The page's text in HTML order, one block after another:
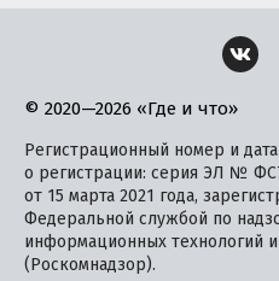
© 2020—2026 «Где и что»
Регистрационный номер и
о регистрации: серия ЭЛ №
от 15 марта 2021 года,
Федеральной службой по
информационных технологий
(Роскомнадзор).